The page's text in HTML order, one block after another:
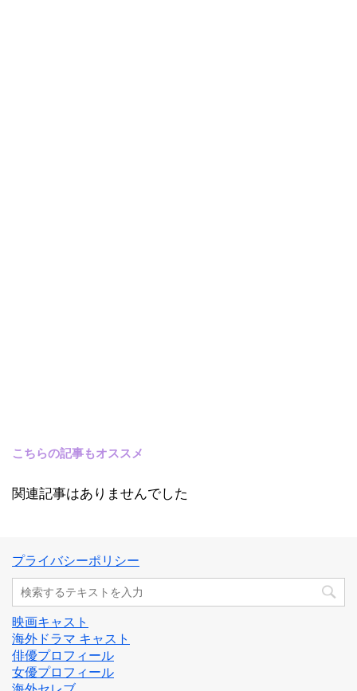
こちらの記事もオススメ
関連記事はありませんでした
プライバシーポリシー
映画キャスト
海外ドラマ キャスト
俳優プロフィール
女優プロフィール